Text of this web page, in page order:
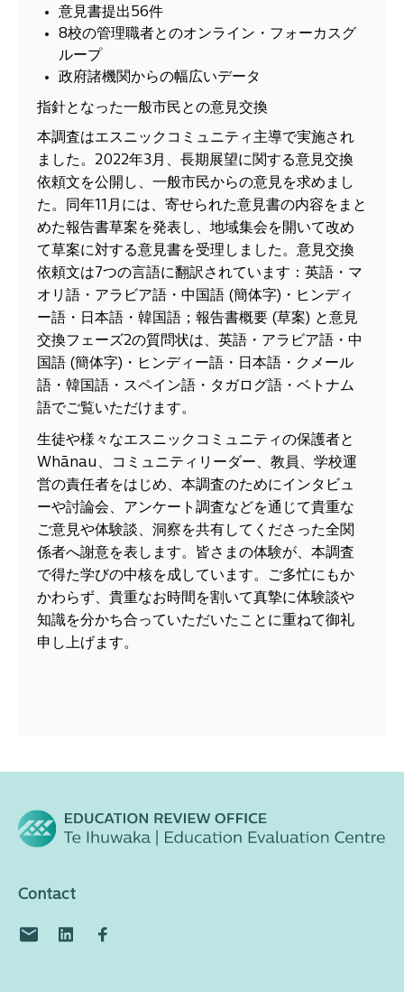
意見書提出56件
8校の管理職者とのオンライン・フォーカスグ
ループ
政府諸機関からの幅広いデータ
指針となった一般市民との意見交換
本調査はエスニックコミュニティ主導で実施され
ました。2022年3月、長期展望に関する意見交換
依頼文を公開し、一般市民からの意見を求めまし
た。同年11月には、寄せられた意見書の内容をまと
めた報告書草案を発表し、地域集会を開いて改め
て草案に対する意見書を受理しました。意見交換
依頼文は7つの言語に翻訳されています：英語・マ
オリ語・アラビア語・中国語 (簡体字)・ヒンディ
ー語・日本語・韓国語；報告書概要 (草案) と意見
交換フェーズ2の質問状は、英語・アラビア語・中
国語 (簡体字)・ヒンディー語・日本語・クメール
語・韓国語・スペイン語・タガログ語・ベトナム
語でご覧いただけます。
生徒や様々なエスニックコミュニティの保護者と
Whānau、コミュニティリーダー、教員、学校運
営の責任者をはじめ、本調査のためにインタビュ
ーや討論会、アンケート調査などを通じて貴重な
ご意見や体験談、洞察を共有してくださった全関
係者へ謝意を表します。皆さまの体験が、本調査
で得た学びの中核を成しています。ご多忙にもか
かわらず、貴重なお時間を割いて真摯に体験談や
知識を分かち合っていただいたことに重ねて御礼
申し上げます。
Contact